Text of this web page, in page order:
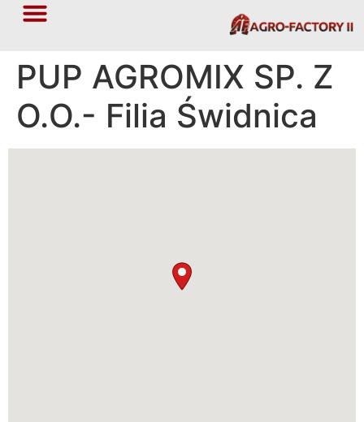
PUP AGROMIX SP. Z
O.O.- Filia Świdnica